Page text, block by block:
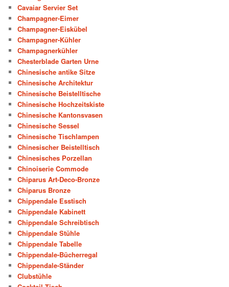
Cavaiar Servier Set
Champagner-Eimer
Champagner-Eiskübel
Champagner-Kühler
Champagnerkühler
Chesterblade Garten Urne
Chinesische antike Sitze
Chinesische Architektur
Chinesische Beistelltische
Chinesische Hochzeitskiste
Chinesische Kantonsvasen
Chinesische Sessel
Chinesische Tischlampen
Chinesischer Beistelltisch
Chinesisches Porzellan
Chinoiserie Commode
Chiparus Art-Deco-Bronze
Chiparus Bronze
Chippendale Esstisch
Chippendale Kabinett
Chippendale Schreibtisch
Chippendale Stühle
Chippendale Tabelle
Chippendale-Bücherregal
Chippendale-Ständer
Clubstühle